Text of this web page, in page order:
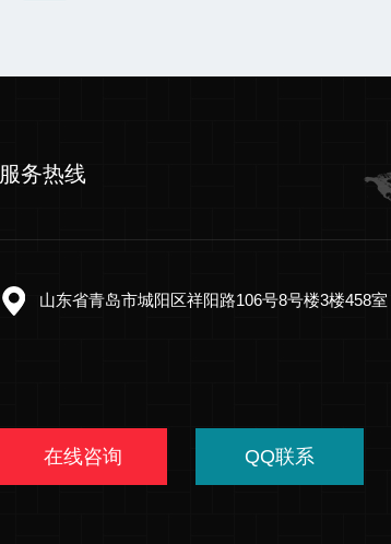
服务热线
山东省青岛市城阳区祥阳路106号8号楼3楼458室
在线咨询 QQ联系